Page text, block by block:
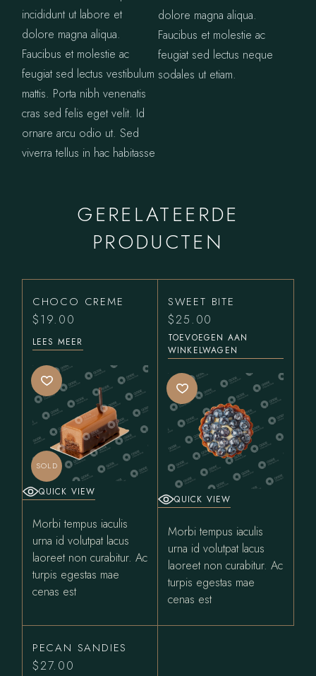
incididunt ut labore et
dolore magna aliqua.
Faucibus et molestie ac
feugiat sed lectus vestibulum
mattis. Porta nibh venenatis
cras sed felis eget velit. Id
ornare arcu odio ut. Sed
viverra tellus in hac habitasse
dolore magna aliqua.
Faucibus et molestie ac
feugiat sed lectus neque
sodales ut etiam.
GERELATEERDE
PRODUCTEN
CHOCO CREME
$19.00
LEES MEER
SOLD
QUICK VIEW
Morbi tempus iaculis
urna id volutpat lacus
laoreet non curabitur. Ac
turpis egestas mae
cenas est
SWEET BITE
$25.00
TOEVOEGEN AAN
WINKELWAGEN
QUICK VIEW
Morbi tempus iaculis
urna id volutpat lacus
laoreet non curabitur. Ac
turpis egestas mae
cenas est
PECAN SANDIES
$27.00